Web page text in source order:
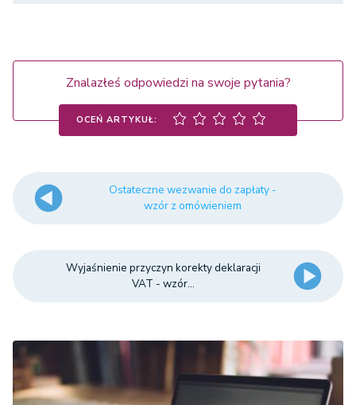
Znalazłeś odpowiedzi na swoje pytania?
OCEŃ ARTYKUŁ:
Ostateczne wezwanie do zapłaty -
wzór z omówieniem
Wyjaśnienie przyczyn korekty deklaracji
VAT - wzór...